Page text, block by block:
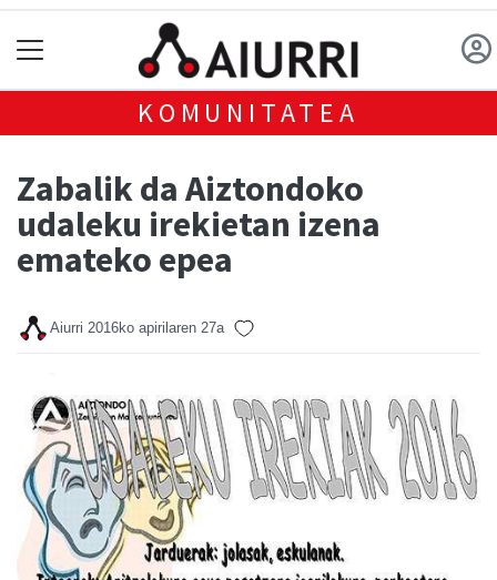
KOMUNITATEA
Zabalik da Aiztondoko
udaleku irekietan izena
emateko epea
Aiurri 2016ko apirilaren 27a